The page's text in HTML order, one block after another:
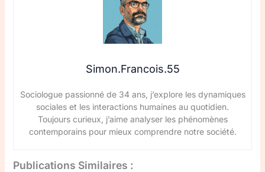
Simon.Francois.55
Sociologue passionné de 34 ans, j’explore les dynamiques
sociales et les interactions humaines au quotidien.
Toujours curieux, j’aime analyser les phénomènes
contemporains pour mieux comprendre notre société.
Publications Similaires :